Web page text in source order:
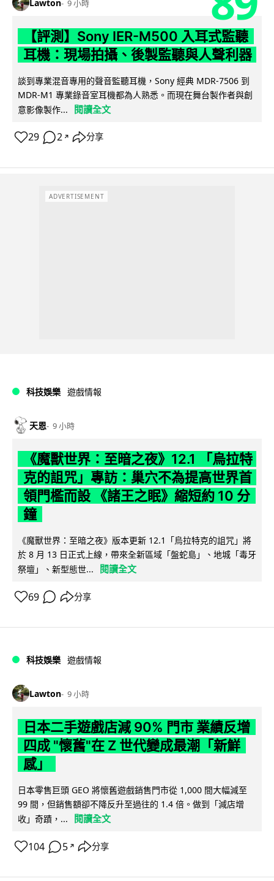
Lawton 9 小時
【評測】Sony IER-M500 入耳式監聽
耳機：現場拍攝、後製監聽與人聲利器
談到專業混音專用的聲音監聽耳機，Sony 經典 MDR-7506 到
MDR-M1 專業錄音室耳機都為人熟悉。而現在舞台製作者與創
意影像製作...
閱讀全文
29 2 ↗ 分享
ADVERTISEMENT
科技娛樂 遊戲情報
天恩 9 小時
《魔獸世界：至暗之夜》12.1 「烏拉特
克的詛咒」專訪：巢穴不為提高世界首
領門檻而設 《諸王之眠》縮短約 10 分
鐘
《魔獸世界：至暗之夜》版本更新 12.1「烏拉特克的詛咒」將
於 8 月 13 日正式上線，帶來全新區域「盤蛇島」、地城「毒牙
祭壇」、新型態世...
閱讀全文
69 分享
科技娛樂 遊戲情報
Lawton 9 小時
日本二手遊戲店減 90% 門市 業績反增
四成 "懷舊"在 Z 世代變成最潮「新鮮
感」
日本零售巨頭 GEO 將懷舊遊戲銷售門市從 1,000 間大幅減至
99 間，但銷售額卻不降反升至過往的 1.4 倍。做到「減店增
收」奇蹟，...
閱讀全文
104 5 ↗ 分享